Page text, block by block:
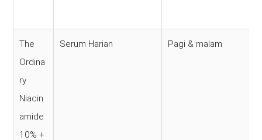
The
Ordina
ry
Niacin
amide
10% +
Serum Harian Pagi & malam